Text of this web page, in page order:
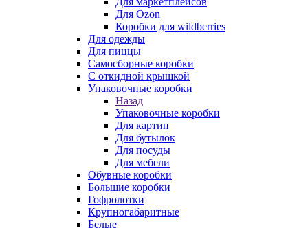
Для Ozon
Коробки для wildberries
Для одежды
Для пиццы
Самосборные коробки
С откидной крышкой
Упаковочные коробки
Назад
Упаковочные коробки
Для картин
Для бутылок
Для посуды
Для мебели
Обувные коробки
Большие коробки
Гофролотки
Крупногабаритные
Белые